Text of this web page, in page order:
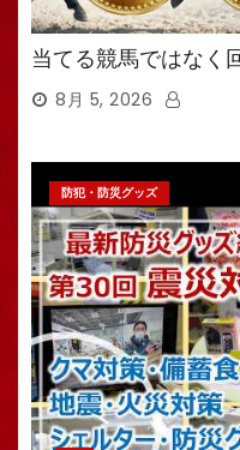
当てる競馬ではなく
8月 5, 2026
防犯・防災グッズ